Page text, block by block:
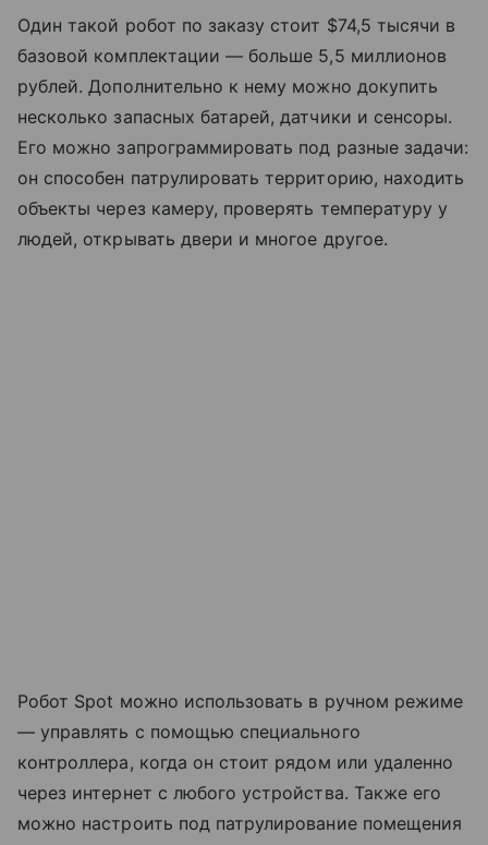
Один такой робот по заказу стоит $74,5 тысячи в
базовой комплектации — больше 5,5 миллионов
рублей. Дополнительно к нему можно докупить
несколько запасных батарей, датчики и сенсоры.
Его можно запрограммировать под разные задачи:
он способен патрулировать территорию, находить
объекты через камеру, проверять температуру у
людей, открывать двери и многое другое.
Робот Spot можно использовать в ручном режиме
— управлять с помощью специального
контроллера, когда он стоит рядом или удаленно
через интернет с любого устройства. Также его
можно настроить под патрулирование помещения